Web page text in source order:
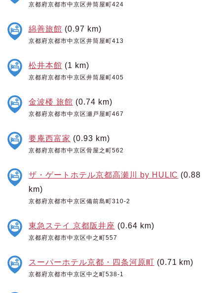
京都府京都市中京区井筒屋町424
綿善旅館 (0.97 km)
京都府京都市中京区井筒屋町413
松井本館 (1 km)
京都府京都市中京区井筒屋町405
金波楼 旅館 (0.74 km)
京都府京都市中京区瀬戸屋町467
要庵西富家 (0.93 km)
京都府京都市中京区骨屋之町562
ザ・ゲートホテル京都高瀬川 by HULIC (0.88
km)
京都府京都市中京区備前島町310-2
東急ステイ 京都阪井座 (0.64 km)
京都府京都市中京区中之町557
スーパーホテル京都・四条河原町 (0.71 km)
京都府京都市中京区中之町538-1